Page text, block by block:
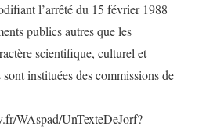
l’arrêté du 15 février 1988
publics autres que les
scientifique, culturel et
instituées des commissions de
WAspad/UnTexteDeJorf?